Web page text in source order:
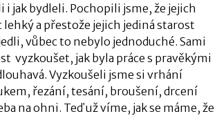
i jak bydleli. Pochopili jsme, že jejich
a přestože jejich jediná starost
vůbec to nebylo jednoduché. Sami
vyzkoušet, jak byla práce s pravěkými
Vyzkoušeli jsme si vrhání
řezání, tesání, broušení, drcení
na ohni. Teď už víme, jak se máme, že